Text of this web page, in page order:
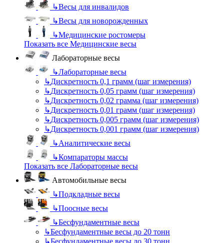
↳Весы для инвалидов
↳Весы для новорожденных
↳Медицинские ростомеры
Показать все Медицинские весы
Лабораторные весы
↳Лабораторные весы
↳Дискретность 0,1 грамм (шаг измерения)
↳Дискретность 0,05 грамм (шаг измерения)
↳Дискретность 0,02 грамма (шаг измерения)
↳Дискретность 0,01 грамм (шаг измерения)
↳Дискретность 0,005 грамм (шаг измерения)
↳Дискретность 0,001 грамм (шаг измерения)
↳Аналитические весы
↳Компараторы массы
Показать все Лабораторные весы
Автомобильные весы
↳Подкладные весы
↳Поосные весы
↳Бесфундаментные весы
↳Бесфундаментные весы до 20 тонн
↳Бесфундаментные весы до 30 тонн